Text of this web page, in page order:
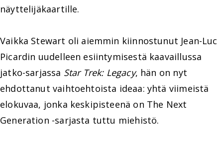
näyttelijäkaartille.
Vaikka Stewart oli aiemmin kiinnostunut Jean-Luc
Picardin uudelleen esiintymisestä kaavaillussa
jatko-sarjassa Star Trek: Legacy, hän on nyt
ehdottanut vaihtoehtoista ideaa: yhtä viimeistä
elokuvaa, jonka keskipisteenä on The Next
Generation -sarjasta tuttu miehistö.